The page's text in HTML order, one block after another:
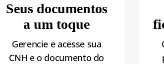
Seus documentos
a um toque
Gerencie e acesse sua
CNH e o documento do